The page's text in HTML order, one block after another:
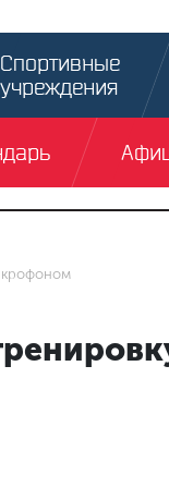
Спортивные
учреждения